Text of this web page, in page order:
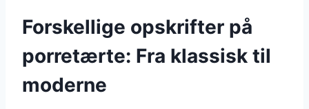
Forskellige opskrifter på
porretærte: Fra klassisk til
moderne